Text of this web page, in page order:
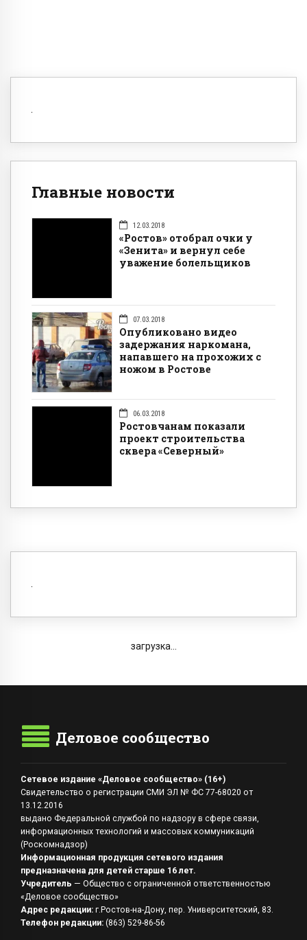
Главные новости
12.03.2018
«Ростов» отобрал очки у
«Зенита» и вернул себе
уважение болельщиков
07.03.2018
Опубликовано видео
задержания наркомана,
напавшего на прохожих с
ножом в Ростове
06.03.2018
Ростовчанам показали
проект строительства
сквера «Северный»
загрузка...
Деловое сообщество
Сетевое издание «Деловое сообщество» (16+)
Свидетельство о регистрации СМИ ЭЛ № ФС 77-68020 от
13.12.2016
выдано Федеральной службой по надзору в сфере связи,
информационных технологий и массовых коммуникаций
(Роскомнадзор)
Информационная продукция сетевого издания
предназначена для детей старше 16 лет.
Учредитель — Общество с ограниченной ответственностью
«Деловое сообщество»
Адрес редакции: г.Ростов-на-Дону, пер. Университетский, 83.
Телефон редакции: (863) 529-86-56